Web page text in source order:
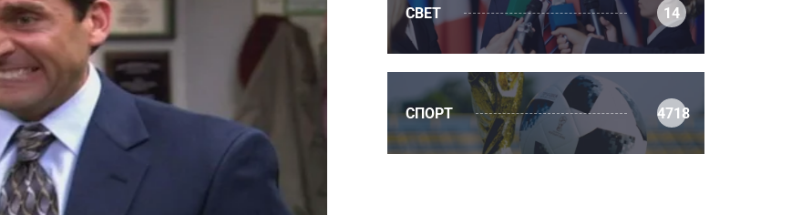
СВЕТ 14
СПОРТ 4718